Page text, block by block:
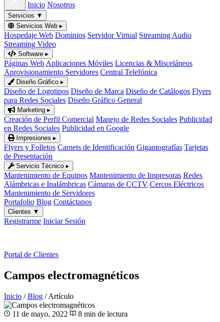
Inicio Nosotros
Servicios ▼
Servicios Web ▸
Hospedaje Web Dominios Servidor Virtual Streaming Audio
Streaming Video
Software ▸
Páginas Web Aplicaciones Móviles Licencias & Misceláneos
Aprovisionamiento Servidores Central Telefónica
Diseño Gráfico ▸
Diseño de Logotipos Diseño de Marca Diseño de Catálogos Flyers
para Redes Sociales Diseño Gráfico General
Marketing ▸
Creación de Perfil Comercial Manejo de Redes Sociales Publicidad
en Redes Sociales Publicidad en Google
Impresiones ▸
Flyers y Folletos Carnets de Identificación Gigantografías Tarjetas
de Presentación
Servicio Técnico ▸
Mantenimiento de Equipos Mantenimiento de Impresoras Redes
Alámbricas e Inalámbricas Cámaras de CCTV Cercos Eléctricos
Mantenimiento de Servidores
Portafolio Blog Contáctanos
Clientes ▼
Registrarme Iniciar Sesión
Portal de Clientes
Campos electromagnéticos
Inicio / Blog /Artículo
11 de mayo, 2022
8 min de lectura